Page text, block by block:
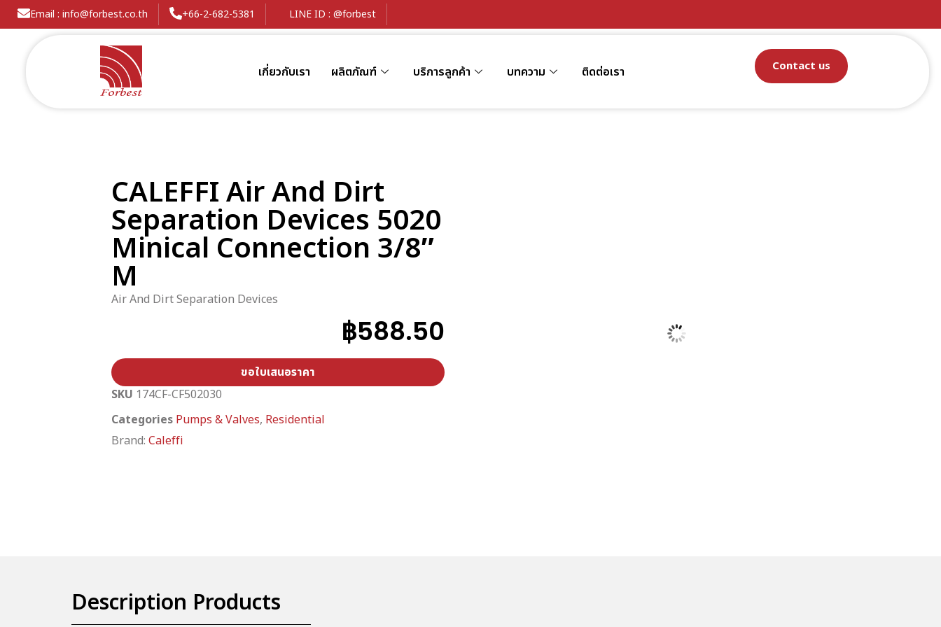
Email : info@forbest.co.th +66-2-682-5381 LINE ID : @forbest
เกี่ยวกับเรา ผลิตภัณฑ์ บริการลูกค้า บทความ ติดต่อเรา Contact us
CALEFFI Air And Dirt
Separation Devices 5020
Minical Connection 3/8″
M
Air And Dirt Separation Devices
฿588.50
ขอใบเสนอราคา
SKU 174CF-CF502030
Categories Pumps & Valves, Residential
Brand: Caleffi
Description Products